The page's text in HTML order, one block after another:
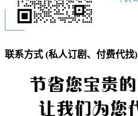
联系方式 (私人订剧、付费代找)